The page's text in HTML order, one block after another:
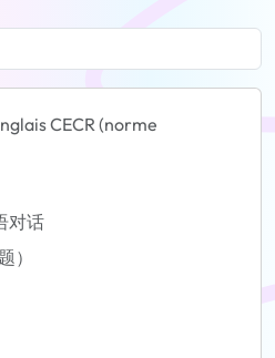
CECR (norme
对话
）